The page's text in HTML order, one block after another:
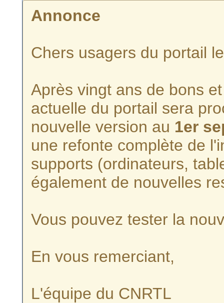
Annonce
Chers usagers du portail
Après vingt ans de bons
actuelle du portail sera
nouvelle version au 1er
une refonte complète de
supports (ordinateurs,
également de nouvelles
Vous pouvez tester la
En vous remerciant,
L'équipe du CNRTL